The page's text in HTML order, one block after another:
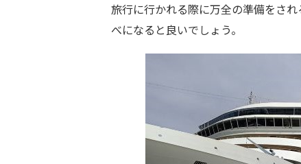
旅行に行かれる際に万全の準備をさ
べになると良いでしょう。